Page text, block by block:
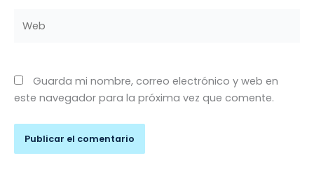
Guarda mi nombre, correo electrónico y web en
este navegador para la próxima vez que comente.